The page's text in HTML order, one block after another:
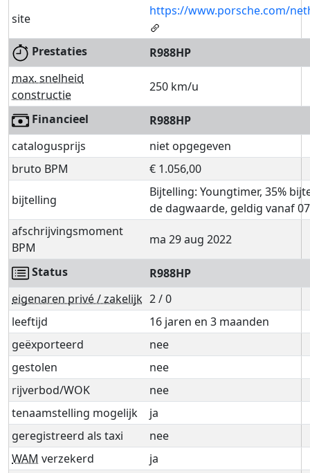
site
https://www.porsche.com/
Prestaties
R988HP
max. snelheid
constructie
250 km/u
Financieel
R988HP
catalogusprijs
niet opgegeven
bruto BPM
€ 1.056,00
bijtelling
Bijtelling: Youngtimer, 35%
de dagwaarde, geldig vanaf
afschrijvingsmoment
BPM
ma 29 aug 2022
Status
R988HP
eigenaren privé / zakelijk 2 / 0
leeftijd
16 jaren en 3 maanden
geëxporteerd
nee
gestolen
nee
rijverbod/WOK
nee
tenaamstelling mogelijk
ja
geregistreerd als taxi
nee
WAM verzekerd
ja